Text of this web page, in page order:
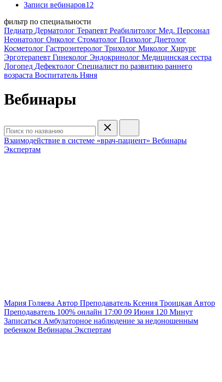
Записи вебинаров12
фильтр по специальности
Педиатр Дерматолог Терапевт Реабилитолог Мед. Персонал
Неонатолог Онколог Стоматолог Психолог Диетолог
Косметолог Гастроэнтеролог Трихолог Миколог Хирург
Эрготерапевт Гинеколог Эндокринолог Медицинская сестра
Логопед Дефектолог Специалист по развитию раннего
возраста Воспитатель Няня
Вебинары
Взаимодействие в системе «врач-пациент» Вебинары
Экспертам
Мария Голяева Автор Преподаватель Ксения Троицкая Автор
Преподаватель 100% онлайн 17:00 09 Июня 120 Минут
Записаться Амбулаторное наблюдение за недоношенным
ребенком Вебинары Экспертам